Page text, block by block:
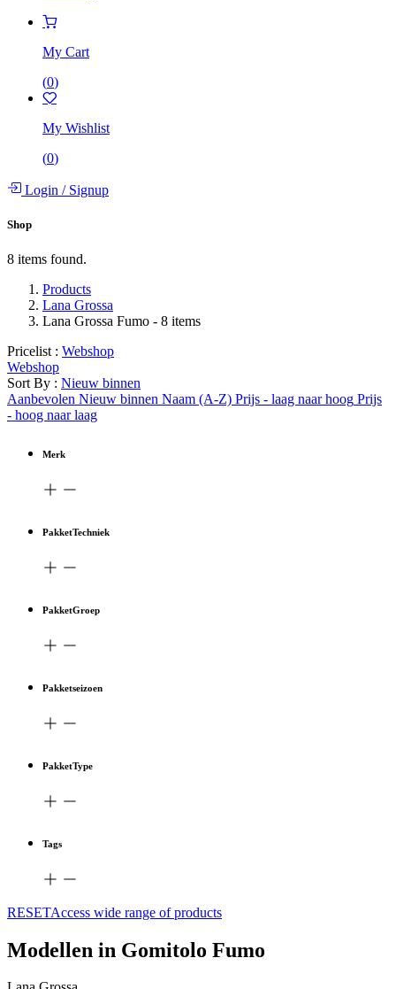
My Cart
(0)
My Wishlist
(0)
Login /Signup
Shop
8 items found.
Products
Lana Grossa
Lana Grossa Fumo - 8 items
Pricelist : Webshop
Webshop
Sort By : Nieuw binnen
Aanbevolen Nieuw binnen Naam (A-Z) Prijs - laag naar hoog Prijs
- hoog naar laag
Merk
PakketTechniek
PakketGroep
Pakketseizoen
PakketType
Tags
RESETAccess wide range of products
Modellen in Gomitolo Fumo